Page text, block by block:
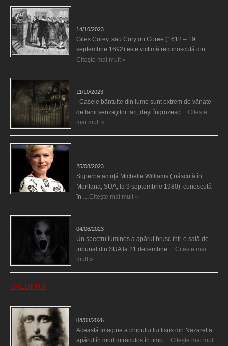
14/10/2023
Giles Corey, sau Cory ori Coree (1612 – 19
septembrie 1692) este victimă recunoscută din …
Citește mai mult »
11/10/2023
Casele bântuite din lume sunt extrem de vânate
de fanii senzaţiilor tari, deşi îngrozesc … Citește
mai mult »
25/08/2023
Superba actriţă Michelle Williams ( născută în
Montana, SUA, la 9 septembrie 1980), cunoscută
în … Citește mai mult »
04/06/2023
Un spectru luminos a apărut brusc într-o sală de
tribunal din SUA la 21 decembrie … Citește mai
mult »
CREDINȚĂ
04/08/2026
Această imagine a chipului lui Iisus din Nazaret a
apărut în mod miraculos în timp … Citește mai mult